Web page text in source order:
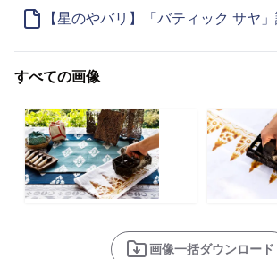
【星のやバリ】「バティック サヤ
すべての画像
画像一括ダウンロード